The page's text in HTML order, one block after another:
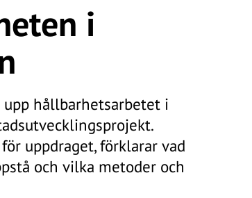
i
hållbarhetsarbetet i
uppdraget, förklarar vad
och vilka metoder och